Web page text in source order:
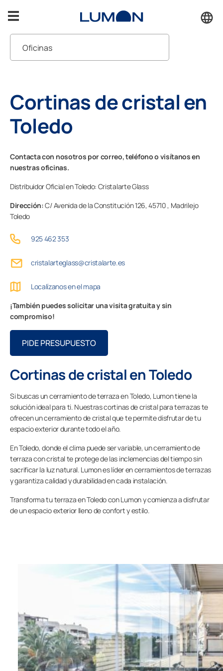
Grupo Lumon
Tienda Online
Terrazas
Accesorios
Soporte
Contacto
PIDE ASESORAMIENTO AQUÍ
Oficinas
Atención al cliente
Solucionamos lo que necesites
Cortinas de cristal en
Toledo
Contacta con nosotros por correo, teléfono o visítanos en
nuestras oficinas.
Distribuidor Oficial en Toledo: Cristalarte Glass
Dirección:C/ Avenida de la Constitución 126,45710 , Madrilejo
Toledo
925 462 353
cristalarteglass@cristalarte.es
Localízanos en el mapa
¡También puedes solicitar una visita gratuita y sin
compromiso!
PIDE PRESUPUESTO
Cortinas de cristal en Toledo
Si buscas un cerramiento de terraza en Toledo, Lumon tiene la
solución ideal para ti. Nuestras cortinas de cristal para terrazas te
ofrecen un cerramiento de cristal que te permite disfrutar de tu
espacio exterior durante todo el año.
En Toledo, donde el clima puede ser variable, un cerramiento de
terraza con cristal te protege de las inclemencias del tiempo sin
sacrificar la luz natural. Lumon es líder en cerramientos de terrazas
y garantiza calidad y durabilidad en cada instalación.
Transforma tu terraza en Toledo con Lumon y comienza a disfrutar
de un espacio exterior lleno de confort y estilo.